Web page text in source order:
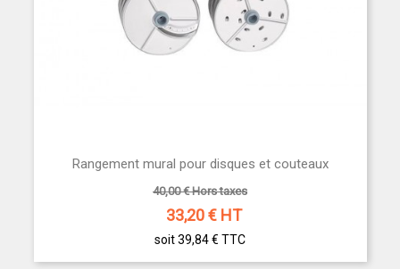
Rangement mural pour disques et couteaux
40,00 € Hors taxes
33,20€ HT
soit 39,84 € TTC